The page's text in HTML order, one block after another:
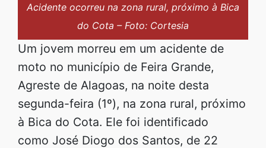
Acidente ocorreu na zona rural, próximo à Bica
do Cota – Foto: Cortesia
Um jovem morreu em um acidente de
moto no município de Feira Grande,
Agreste de Alagoas, na noite desta
segunda-feira (1º), na zona rural, próximo
à Bica do Cota. Ele foi identificado
como José Diogo dos Santos, de 22